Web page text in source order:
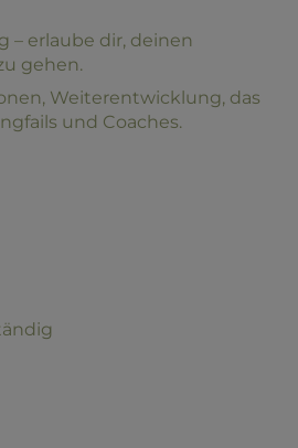
– erlaube dir, deinen
gehen.
Weiterentwicklung, das
und Coaches.